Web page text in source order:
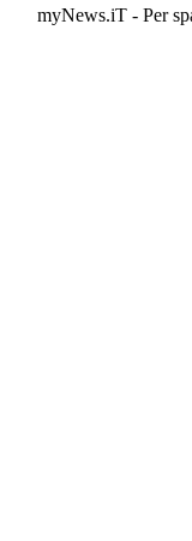
myNews.iT - Per